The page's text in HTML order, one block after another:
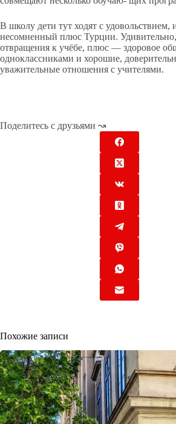
В школу дети тут ходят с удовольствием,
несомненный плюс Турции.
отвращения к учёбе, плюс — здоровое
одноклассниками и хорошие,
уважительные отношения с учителями.
Поделитесь с друзьями ↝
Похожие записи